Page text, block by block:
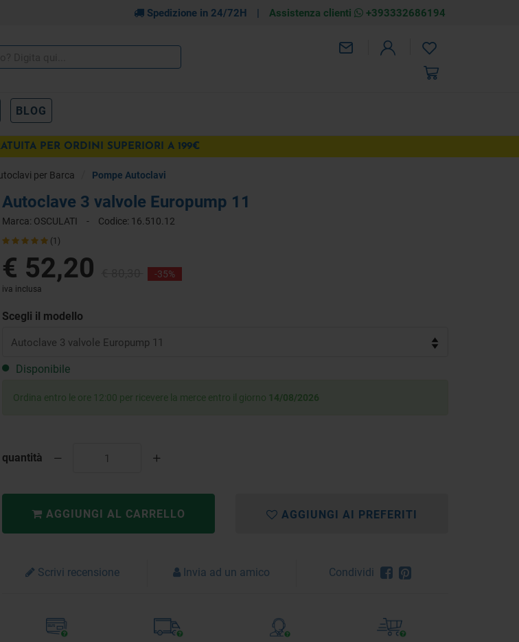
Spedizione in 24/72H | Assistenza clienti +393332686194
BLOG
PER ORDINI SUPERIORI A 199€
-35%
per Barca Pompe Autoclavi
Autoclave 3 valvole Europump 11
Marca: OSCULATI - Codice: 16.510.12
(1)
€ 52,20 -35%
iva inclusa
Scegli il modello
Disponibile
Ordina entro le ore 12:00 per ricevere la merce entro il giorno 14/08/2026
quantità
AGGIUNGI AL CARRELLO AGGIUNGI AI PREFERITI
Scrivi recensione Invia ad un amico Condividi